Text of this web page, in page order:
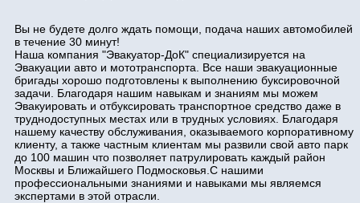
Вы не будете долго ждать помощи, подача наших автомобилей
в течение 30 минут!
Наша компания "Эвакуатор-ДоК" специализируется на
Эвакуации авто и мототранспорта. Все наши эвакуационные
бригады хорошо подготовлены к выполнению буксировочной
задачи. Благодаря нашим навыкам и знаниям мы можем
Эвакуировать и отбуксировать транспортное средство даже в
труднодоступных местах или в трудных условиях. Благодаря
нашему качеству обслуживания, оказываемого корпоративному
клиенту, а также частным клиентам мы развили свой авто парк
до 100 машин что позволяет патрулировать каждый район
Москвы и Ближайшего Подмосковья.С нашими
профессиональными знаниями и навыками мы являемся
экспертами в этой отрасли.